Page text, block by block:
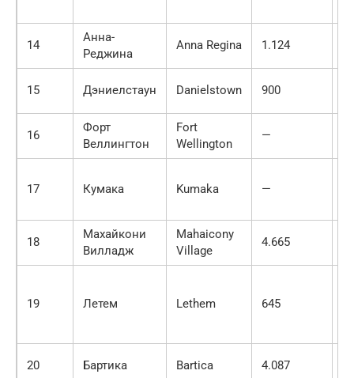
14
Анна-
Реджина
Anna Regina 1.124
15 Дэниелстаун Danielstown 900
16
Форт
Веллингтон
Fort
Wellington
—
17 Кумака Kumaka —
18
Махайкони
Вилладж
Mahaicony
Village
4.665
19 Летем Lethem 645
20 Бартика Bartica 4.087